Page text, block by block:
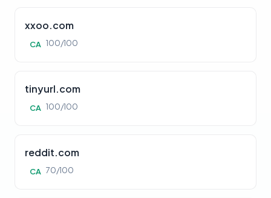
xxoo.com
CA 100/100
tinyurl.com
CA 100/100
reddit.com
CA 70/100